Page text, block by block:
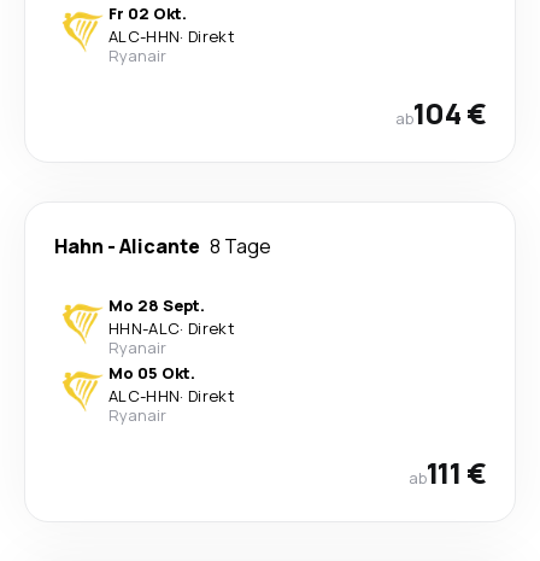
Fr 02 Okt.
ALC-HHN· Direkt
Ryanair
ab104 €
Hahn -Alicante 8 Tage
Mo 28 Sept.
HHN-ALC· Direkt
Ryanair
Mo 05 Okt.
ALC-HHN· Direkt
Ryanair
ab111 €